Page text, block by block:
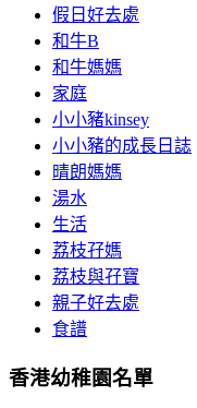
假日好去處
和牛B
和牛媽媽
家庭
小小豬kinsey
小小豬的成長日誌
晴朗媽媽
湯水
生活
荔枝孖媽
荔枝與孖寶
親子好去處
食譜
香港幼稚園名單